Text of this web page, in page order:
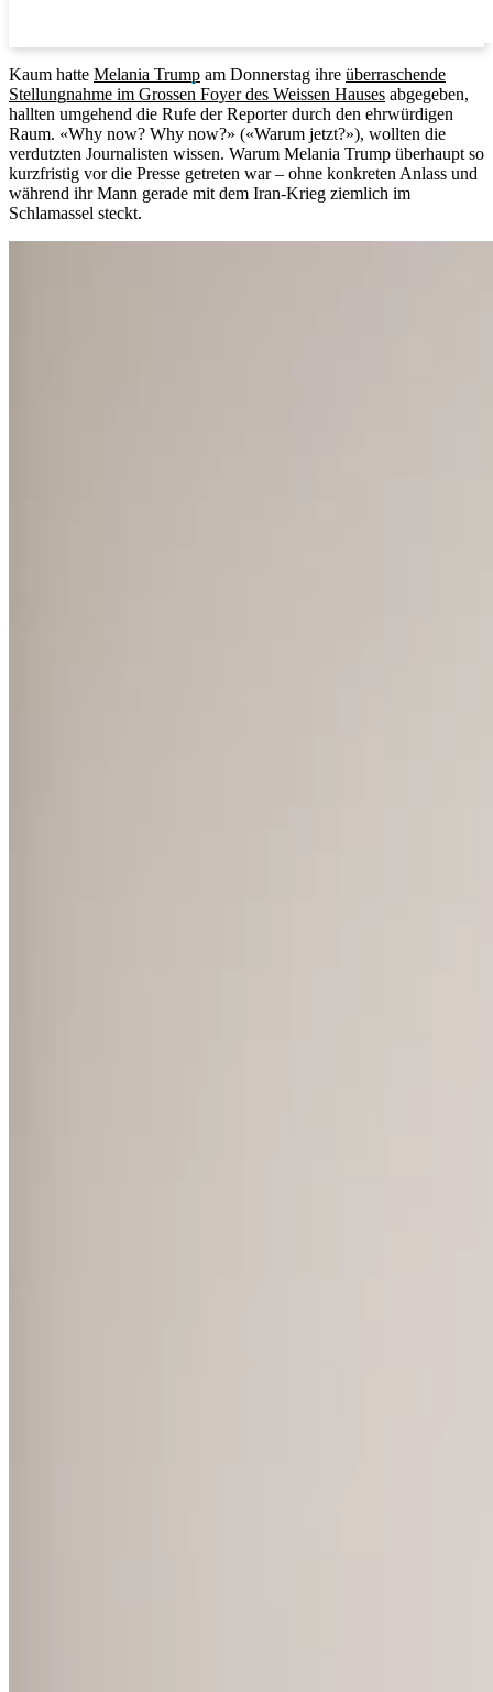
Kaum hatte Melania Trump am Donnerstag ihre überraschende
Stellungnahme im Grossen Foyer des Weissen Hauses abgegeben,
hallten umgehend die Rufe der Reporter durch den ehrwürdigen
Raum. «Why now? Why now?» («Warum jetzt?»), wollten die
verdutzten Journalisten wissen. Warum Melania Trump überhaupt so
kurzfristig vor die Presse getreten war – ohne konkreten Anlass und
während ihr Mann gerade mit dem Iran-Krieg ziemlich im
Schlamassel steckt.